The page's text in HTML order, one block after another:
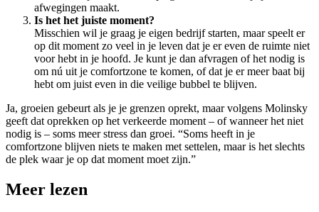
afwegingen maakt.
Is het het juiste moment?
Misschien wil je graag je eigen bedrijf starten, maar speelt er
op dit moment zo veel in je leven dat je er even de ruimte niet
voor hebt in je hoofd. Je kunt je dan afvragen of het nodig is
om nú uit je comfortzone te komen, of dat je er meer baat bij
hebt om juist even in die veilige bubbel te blijven.
Ja, groeien gebeurt als je je grenzen oprekt, maar volgens Molinsky
geeft dat oprekken op het verkeerde moment – of wanneer het niet
nodig is – soms meer stress dan groei. “Soms heeft in je
comfortzone blijven niets te maken met settelen, maar is het slechts
de plek waar je op dat moment moet zijn.”
Meer lezen